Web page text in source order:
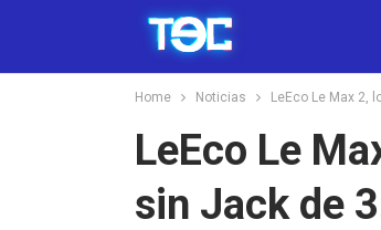
Home Noticias LeEco Le Max 2,
LeEco Le
sin Jack de